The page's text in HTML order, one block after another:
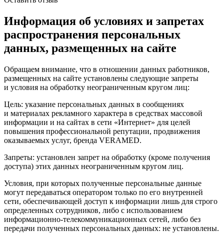
Информация об условиях и запретах
распространения персональных
данных, размещенных на сайте
Обращаем внимание, что в отношении данных работников,
размещенных на сайте установлены следующие запреты
и условия на обработку неограниченным кругом лиц:
Цель: указание персональных данных в сообщениях
и материалах рекламного характера в средствах массовой
информации и на сайтах в сети «Интернет» для целей
повышения профессиональной репутации, продвижения
оказываемых услуг, бренда VERAMED.
Запреты: установлен запрет на обработку (кроме получения
доступа) этих данных неограниченным кругом лиц.
Условия, при которых полученные персональные данные
могут передаваться оператором только по его внутренней
сети, обеспечивающей доступ к информации лишь для строго
определенных сотрудников, либо с использованием
информационно-телекоммуникационных сетей, либо без
передачи полученных персональных данных: не установлены.